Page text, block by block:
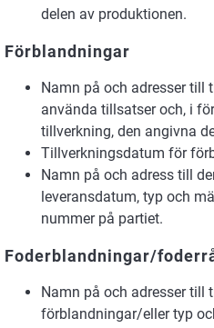
delen av produktionen.
Förblandningar
Namn på och adresser till
använda tillsatser och, i
tillverkning, den angivna
Tillverkningsdatum för
Namn på och adress till
leveransdatum, typ och
nummer på partiet.
Foderblandningar/
Namn på och adresser till
förblandningar/eller typ